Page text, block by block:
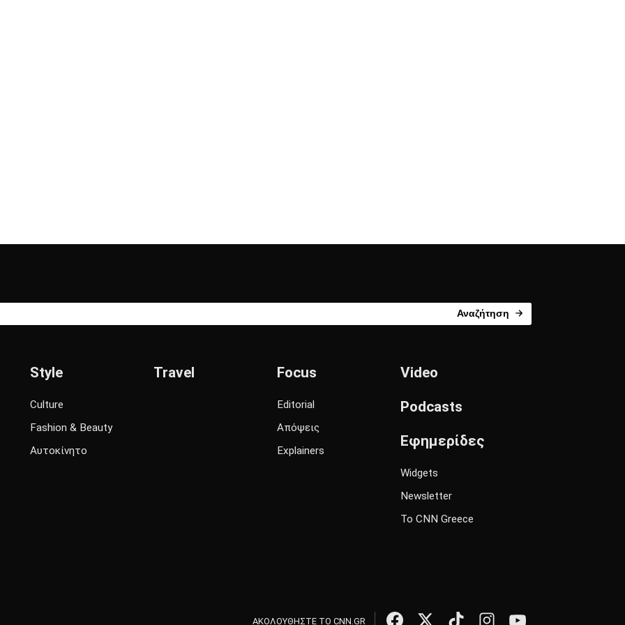
Αναζήτηση
Style
Culture
Fashion & Beauty
Αυτοκίνητο
Travel Focus
Editorial
Απόψεις
Explainers
Video
Podcasts
Εφημερίδες
Widgets
Newsletter
Το CNN Greece
ΑΚΟΛΟΥΘΗΣΤΕ ΤΟ CNN.GR